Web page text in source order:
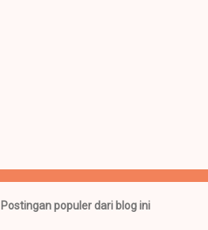
Postingan populer dari blog ini